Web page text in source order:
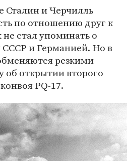
Сталин и Черчилль
по отношению друг к
стал упоминать о
и Германией. Но в
резкими
об открытии второго
PQ-17.